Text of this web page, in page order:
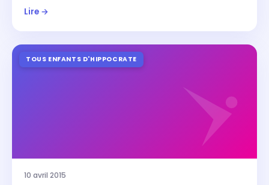
Lire →
TOUS ENFANTS D'HIPPOCRATE
10 avril 2015